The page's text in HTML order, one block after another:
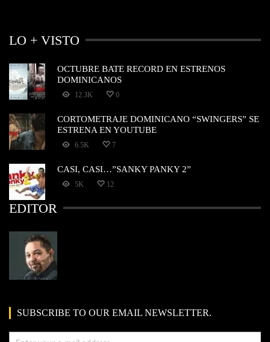
LO + VISTO
OCTUBRE BATE RECORD EN ESTRENOS
DOMINICANOS
12.3K 0
CORTOMETRAJE DOMINICANO “SWINGERS” SE
ESTRENA EN YOUTUBE
6.5K 7
CASI, CASI…”SANKY PANKY 2”
5K 12
EDITOR
SUBSCRIBE TO OUR EMAIL NEWSLETTER.